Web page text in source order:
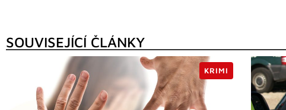
SOUVISEJÍCÍ ČLÁNKY
KRIMI